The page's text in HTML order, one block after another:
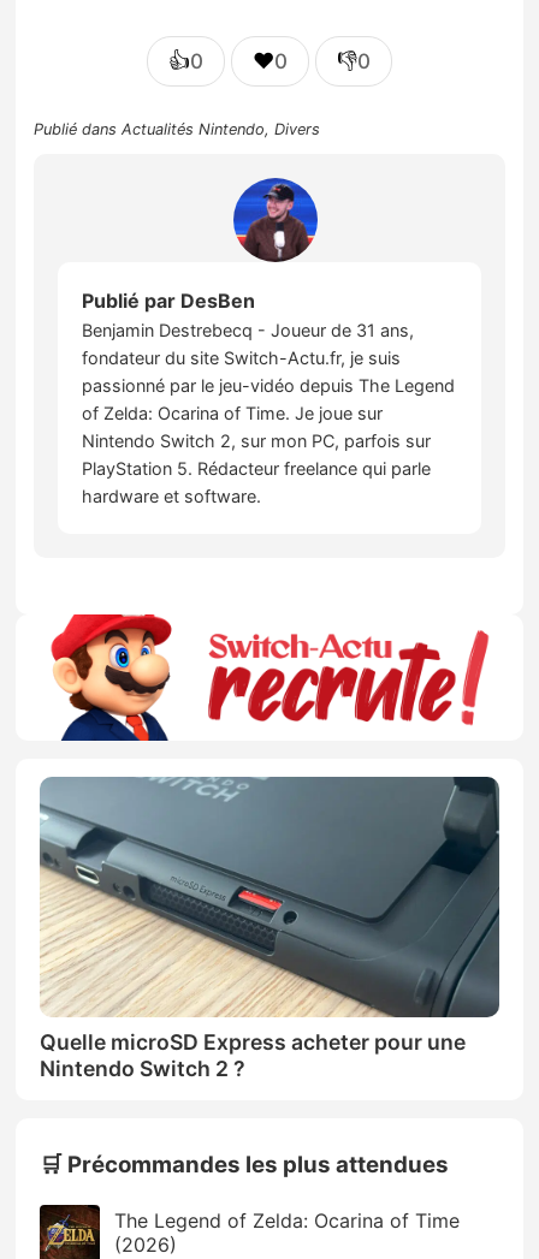
👍0 ❤️0 👎0
Publié dansActualités Nintendo,Divers
Publié par DesBen
Benjamin Destrebecq - Joueur de 31 ans,
fondateur du site Switch-Actu.fr, je suis
passionné par le jeu-vidéo depuis The Legend
of Zelda: Ocarina of Time. Je joue sur
Nintendo Switch 2, sur mon PC, parfois sur
PlayStation 5. Rédacteur freelance qui parle
hardware et software.
Quelle microSD Express acheter pour une
Nintendo Switch 2 ?
🛒 Précommandes les plus attendues
The Legend of Zelda: Ocarina of Time
(2026)